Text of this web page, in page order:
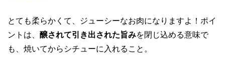
とても柔らかくて、ジューシーなお肉になりますよ！ポイ
ントは、 醸されて引き出された旨みを閉じ込める意味で
も、焼いてからシチューに入れること。